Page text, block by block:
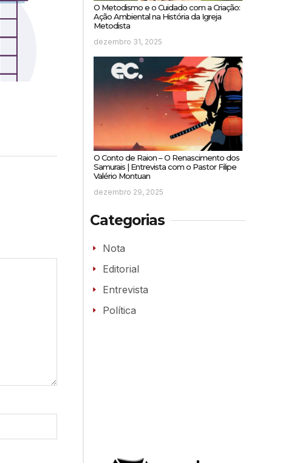
O Metodismo e o Cuidado com a Criação:
Ação Ambiental na História da Igreja
Metodista
dezembro 31, 2025
O Conto de Raion – O Renascimento dos
Samurais | Entrevista com o Pastor Filipe
Valério Montuan
dezembro 29, 2025
Categorias
Nota
Editorial
Entrevista
Política